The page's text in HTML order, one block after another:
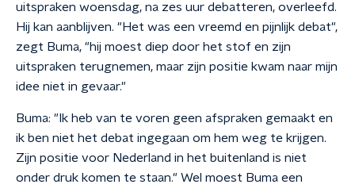
uitspraken woensdag, na zes uur debatteren, overleefd.
Hij kan aanblijven. "Het was een vreemd en pijnlijk debat",
zegt Buma, "hij moest diep door het stof en zijn
uitspraken terugnemen, maar zijn positie kwam naar mijn
idee niet in gevaar."
Buma: "Ik heb van te voren geen afspraken gemaakt en
ik ben niet het debat ingegaan om hem weg te krijgen.
Zijn positie voor Nederland in het buitenland is niet
onder druk komen te staan." Wel moest Buma een